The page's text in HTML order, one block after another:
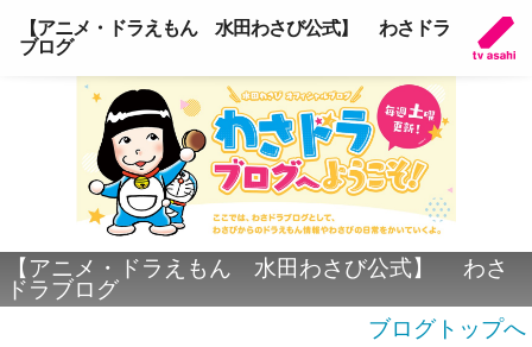
【アニメ・ドラえもん 水田わさび公式】 わさドラ
ブログ
【アニメ・ドラえもん 水田わさび公式】 わさ
ドラブログ
ブログトップへ